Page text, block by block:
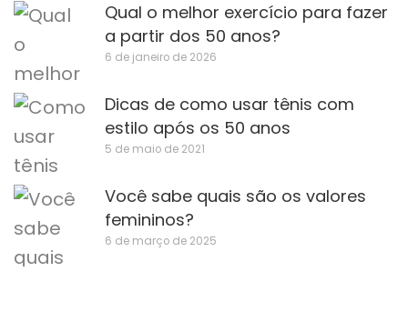
Qual o melhor exercício para fazer
a partir dos 50 anos?
6 de janeiro de 2026
Dicas de como usar tênis com
estilo após os 50 anos
5 de maio de 2021
Você sabe quais são os valores
femininos?
6 de março de 2025